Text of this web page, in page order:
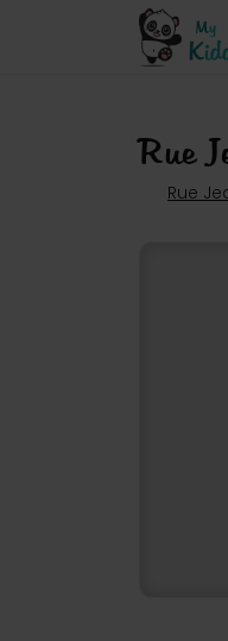
Rue
Rue